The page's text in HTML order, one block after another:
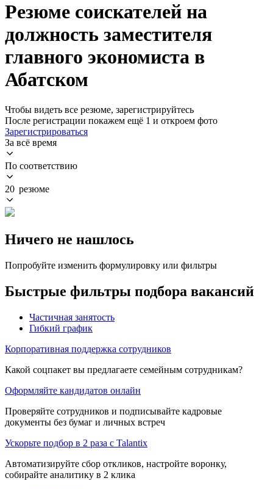
Резюме соискателей на
должность заместителя
главного экономиста в
Абатском
Чтобы видеть все резюме, зарегистрируйтесь
После регистрации покажем ещё 1 и откроем фото
Зарегистрироваться
За всё время
По соответствию
20 резюме
Ничего не нашлось
Попробуйте изменить формулировку или фильтры
Быстрые фильтры подбора вакансий
Частичная занятость
Гибкий график
Корпоративная поддержка сотрудников
Какой соцпакет вы предлагаете семейным сотрудникам?
Оформляйте кандидатов онлайн
Проверяйте сотрудников и подписывайте кадровые
документы без бумаг и личных встреч
Ускорьте подбор в 2 раза с Talantix
Автоматизируйте сбор откликов, настройте воронку,
собирайте аналитику в 2 клика